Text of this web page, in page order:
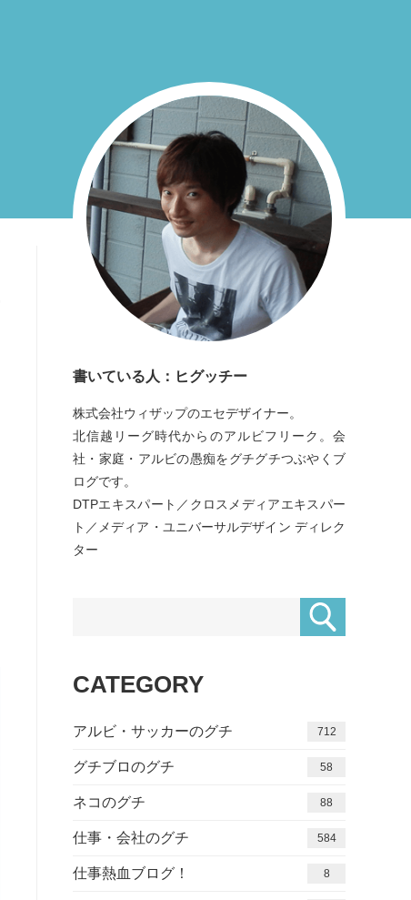
書いている人：ヒグッチー
株式会社ウィザップのエセデザイナー。
北信越リーグ時代からのアルビフリーク。会
社・家庭・アルビの愚痴をグチグチつぶやくブ
ログです。
DTPエキスパート／クロスメディアエキスパー
ト／メディア・ユニバーサルデザイン ディレク
ター
CATEGORY
アルビ・サッカーのグチ 712
グチブロのグチ 58
ネコのグチ 88
仕事・会社のグチ 584
仕事熱血ブログ！ 8